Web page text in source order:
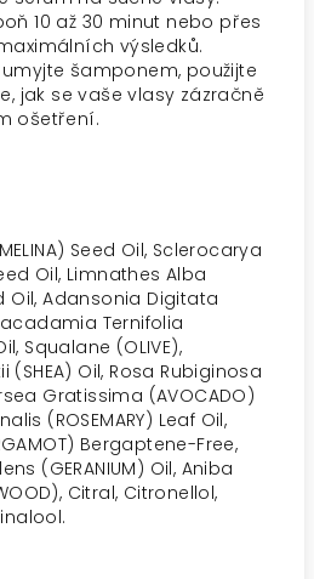
10 až 30 minut nebo přes
výsledků.
šamponem, použijte
jak se vaše vlasy zázračně
ošetření.
Seed Oil, Sclerocarya
Oil, Limnathes Alba
Oil, Adansonia Digitata
Ternifolia
Squalane (OLIVE),
Oil, Rosa Rubiginosa
Gratissima (AVOCADO)
(ROSEMARY) Leaf Oil,
Bergaptene-Free,
(GERANIUM) Oil, Aniba
Citral, Citronellol,